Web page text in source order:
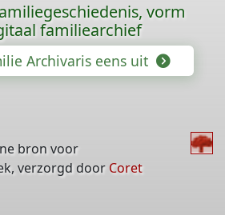
vorm
familiearchief
Archivaris eens uit
bron voor
verzorgd door Coret